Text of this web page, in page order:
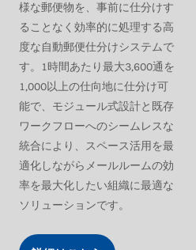
様な郵便物を、事前に仕分けす
ることなく効率的に処理する高
度な自動郵便仕分けシステムで
す。1時間あたり最大3,600通を
1,000以上の仕向地に仕分け可
能で、モジュール式設計と既存
ワークフローへのシームレスな
統合により、スペース活用を最
適化しながらメールルームの効
率を最大化したい組織に最適な
ソリューションです。